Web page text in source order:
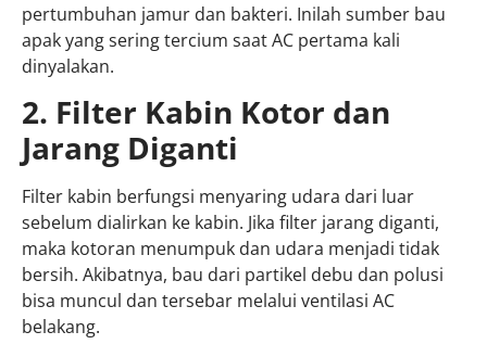
pertumbuhan jamur dan bakteri. Inilah sumber bau
apak yang sering tercium saat AC pertama kali
dinyalakan.
2. Filter Kabin Kotor dan
Jarang Diganti
Filter kabin berfungsi menyaring udara dari luar
sebelum dialirkan ke kabin. Jika filter jarang diganti,
maka kotoran menumpuk dan udara menjadi tidak
bersih. Akibatnya, bau dari partikel debu dan polusi
bisa muncul dan tersebar melalui ventilasi AC
belakang.